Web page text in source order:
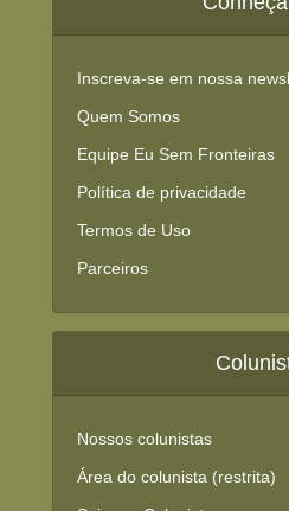
Inscreva-se em nossa
Quem Somos
Equipe Eu Sem Fronteiras
Política de privacidade
Termos de Uso
Parceiros
Nossos colunistas
Área do colunista (restrita)